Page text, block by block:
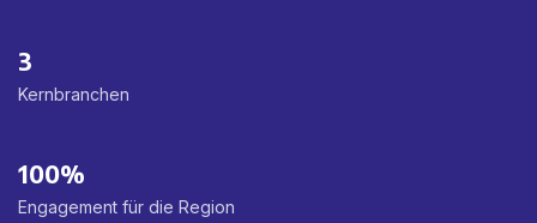
3
Kernbranchen
100%
Engagement für die Region